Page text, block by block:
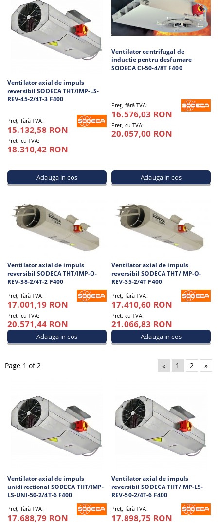
Ventilator axial de impuls
reversibil SODECA THT/IMP-LS-
REV-45-2/4T-3 F400
Preţ, fără TVA:
15.132,58 RON
Pret, cu TVA:
18.310,42 RON
Ventilator centrifugal de
inductie pentru desfumare
SODECA CI-50-4/8T F400
Preţ, fără TVA:
16.576,03 RON
Pret, cu TVA:
20.057,00 RON
Ventilator axial de impuls
reversibil SODECA THT/IMP-O-
REV-38-2/4T-2 F400
Preţ, fără TVA:
17.001,19 RON
Pret, cu TVA:
20.571,44 RON
Ventilator axial de impuls
reversibil SODECA THT/IMP-O-
REV-35-2/4T F400
Preţ, fără TVA:
17.410,60 RON
Pret, cu TVA:
21.066,83 RON
Page 1 of 2 « 1 2 »
Ventilator axial de impuls
unidirectional SODECA THT/IMP-
LS-UNI-50-2/4T-6 F400
Preţ, fără TVA:
17.688,79 RON
Ventilator axial de impuls
reversibil SODECA THT/IMP-LS-
REV-50-2/4T-6 F400
Preţ, fără TVA:
17.898,75 RON